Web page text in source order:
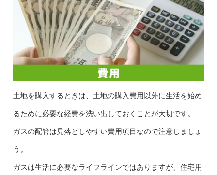
土地を購入するときは、土地の購入費用以外に生活を始め
るために必要な経費を洗い出しておくことが大切です。
ガスの配管は見落としやすい費用項目なので注意しましょ
う。
ガスは生活に必要なライフラインではありますが、住宅用